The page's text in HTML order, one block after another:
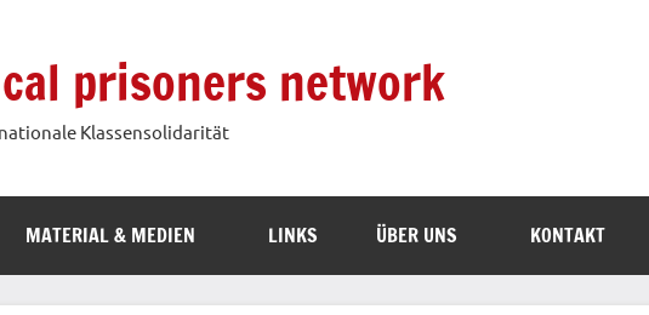
prisoners network
Klassensolidarität
MATERIAL & MEDIEN LINKS ÜBER UNS KONTAKT